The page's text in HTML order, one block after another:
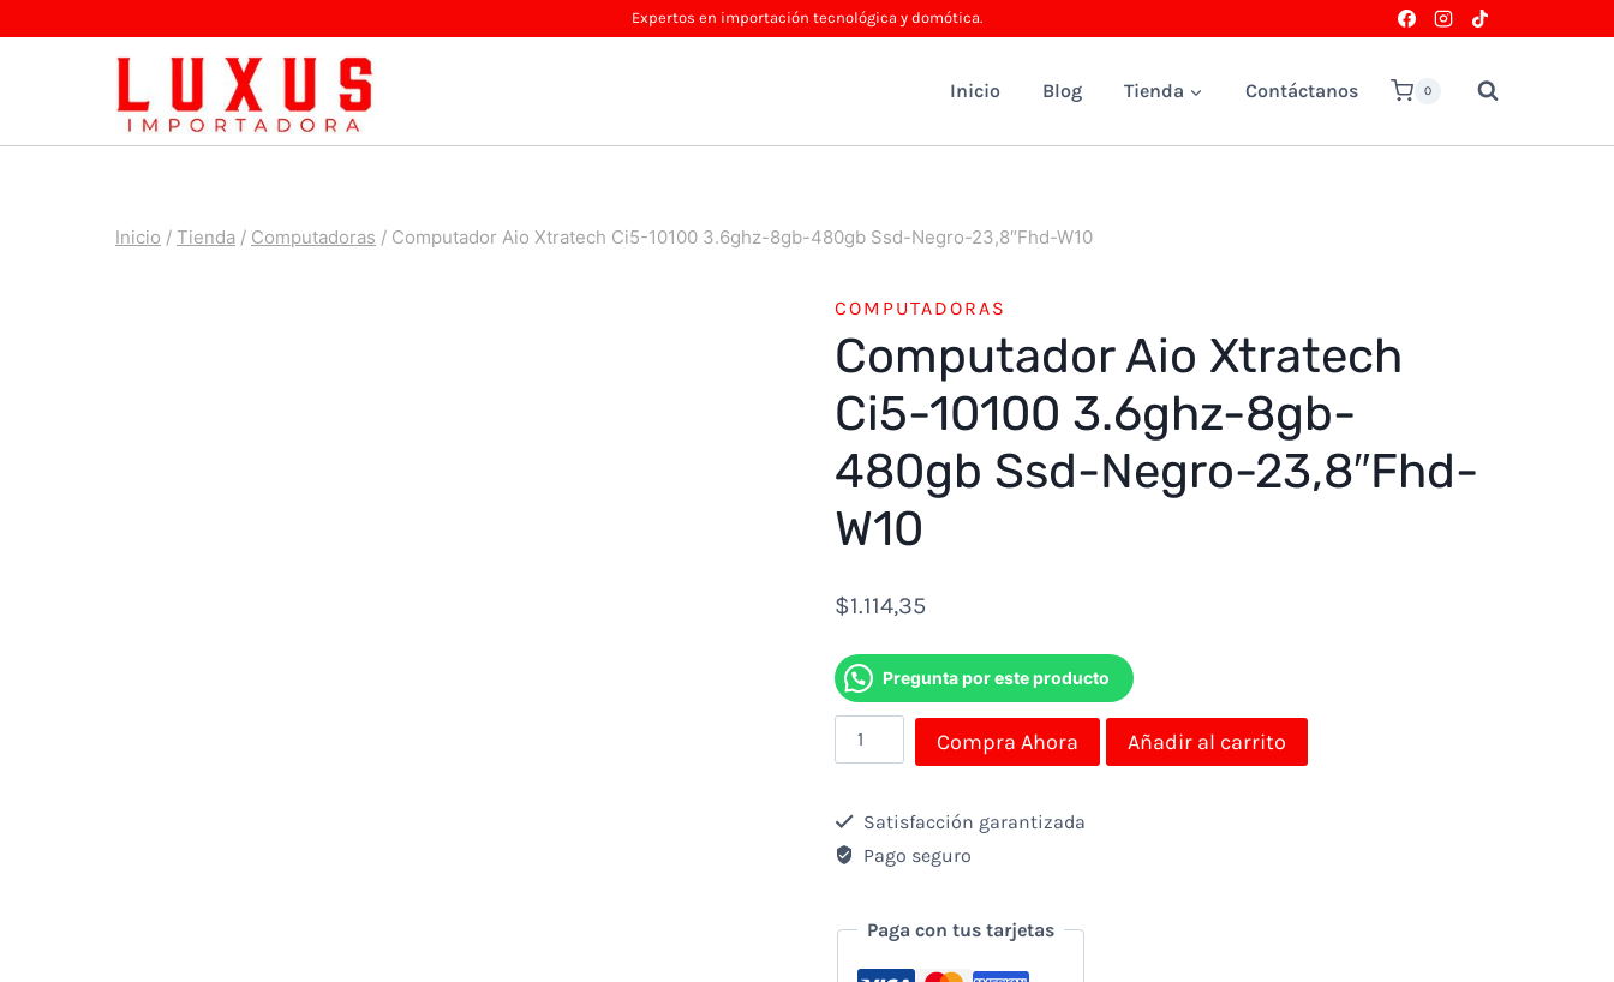
Expertos en importación tecnológica y domótica.
Inicio Blog Tienda Contáctanos 0
Inicio / Tienda / Computadoras / Computador Aio Xtratech Ci5-10100 3.6ghz-8gb-480gb Ssd-Negro-23,8″Fhd-W10
COMPUTADORAS
Computador Aio Xtratech
Ci5-10100 3.6ghz-8gb-
480gb Ssd-Negro-23,8″Fhd-
W10
$1.114,35
Pregunta por este producto
Computador
Aio
Xtratech
Ci5-
3.6ghz-
Compra Ahora Añadir al carrito
Satisfacción garantizada
Pago seguro
Paga con tus tarjetas